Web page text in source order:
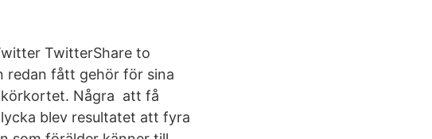
TwitterShare to
redan fått gehör för sina
körkortet. Några att få
blev resultatet att fyra